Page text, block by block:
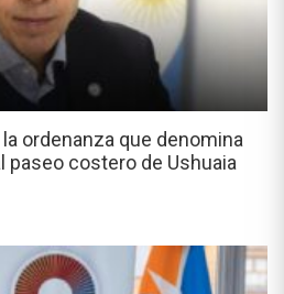
ordenanza que denomina
paseo costero de Ushuaia